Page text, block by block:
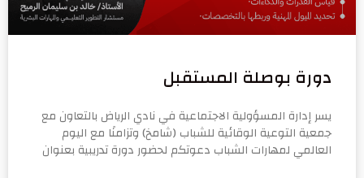
دورة بوصلة المستقبل
يسر إدارة المسؤولية الاجتماعية في نادي الرياض بالتعاون مع
جمعية التوعية الوقائية للشباب (شامخ) وتزامنًا مع اليوم
العالمي لمهارات الشباب دعوتكم لحضور دورة تدريبية بعنوان